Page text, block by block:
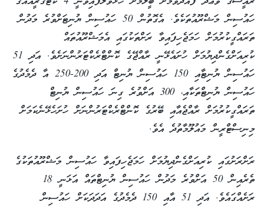
ހައުސިން މަޝްރޫއުތަކެވެ. އެގޮތުން 50 ހައުސިން ޔުނިޓަށްވުރެ މަދުން
ތަރައްގީކުރުމަށް ހަމަޖެހިފައިވާ ރަށްތަކުގައި އެމަޝްރޫއުތައް
ކުރިއަށްގެންދިޔުމަށް ހުށައެޅޭނީ ރާއްޖޭގެ ކޮންޓްރެކްޓަރުންނަށެވެ. އަދި 51
ހައުސިން ޔުނިޓާއި 150 ހައުސިން ޔުނިޓް އަދި 200-250 އާ ދެމެދުގެ
ހައުސިން ޔުނިޓްތަކާއި، 300 އަށްވުރެ ގިނަ ހައުސިން ޔުނިޓް
ތަރައްގީކުރުމަށް ރާއްޖެއާއި ބޭރުގެ ކޮންޓްރެކްޓަރުންނަށް ހުށަހެޅޭނެކަމަށް
މިނިސްޓްރީން މައުލޫމާތުދެ އެވެ.
ރަށްރަށުގައި ކުރިއަށްގެންދިޔުމަށް ހަމަޖެހިފައިވާ ހައުސިން މަޝްރޫއުތަކުގެ
ތެރެއިން 50 އަށްވުރެ މަދުން ހައުސިން ޔުނިޓްތައް އަޅަނީ 18
ރަށެއްގައެވެ. އަދި 51 އާއި 150 ދެމެދުގެ އަދަދަކަށް ހައުސިން